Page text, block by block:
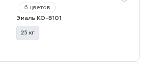
6 цветов
Эмаль КО-8101
25 кг